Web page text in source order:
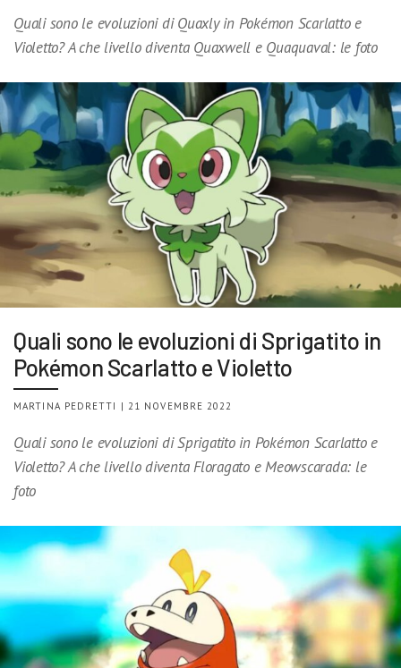
Quali sono le evoluzioni di Quaxly in Pokémon Scarlatto e
Violetto? A che livello diventa Quaxwell e Quaquaval: le foto
Quali sono le evoluzioni di Sprigatito in
Pokémon Scarlatto e Violetto
MARTINA PEDRETTI | 21 NOVEMBRE 2022
Quali sono le evoluzioni di Sprigatito in Pokémon Scarlatto e
Violetto? A che livello diventa Floragato e Meowscarada: le
foto